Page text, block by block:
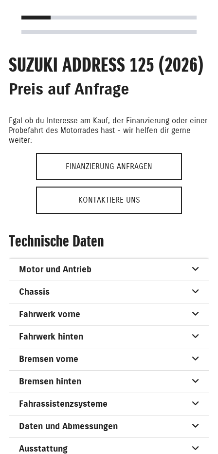
SUZUKI ADDRESS 125 (2026)
Preis auf Anfrage
Egal ob du Interesse am Kauf, der Finanzierung oder einer
Probefahrt des Motorrades hast - wir helfen dir gerne
weiter:
FINANZIERUNG ANFRAGEN
KONTAKTIERE UNS
Technische Daten
Motor und Antrieb
Chassis
Fahrwerk vorne
Fahrwerk hinten
Bremsen vorne
Bremsen hinten
Fahrassistenzsysteme
Daten und Abmessungen
Ausstattung